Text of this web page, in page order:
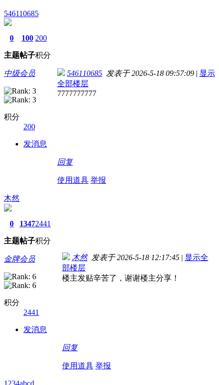
546110685
0
主题
100
帖子
200
积分
中级会员
积分
200
发消息
546110685 发表于 2026-5-18 09:57:09 | 显示
全部楼层
7777777777
回复
使用道具 举报
木然
0
主题
1347
帖子
2441
积分
金牌会员
积分
2441
发消息
木然发表于 2026-5-18 12:17:45 | 显示全
部楼层
楼主发贴辛苦了，谢谢楼主分享！
回复
使用道具 举报